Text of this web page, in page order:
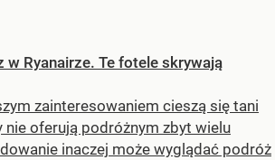
w Ryanairze. Te fotele skrywają
zainteresowaniem cieszą się tani
nie oferują podróżnym zbyt wielu
inaczej może wyglądać podróż